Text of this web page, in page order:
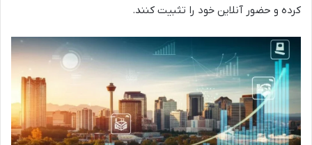
کرده و حضور آنلاین خود را تثبیت کنند.